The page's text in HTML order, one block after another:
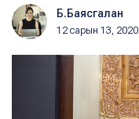
Б.Баясгалан
12 сарын 13, 2020